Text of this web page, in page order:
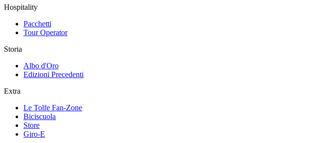
Hospitality
Pacchetti
Tour Operator
Storia
Albo d'Oro
Edizioni Precedenti
Extra
Le Tolfe Fan-Zone
Biciscuola
Store
Giro-E